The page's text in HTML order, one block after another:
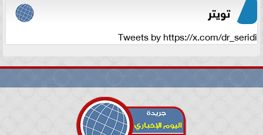
تويتر
Tweets by https://x.com/dr_seridi